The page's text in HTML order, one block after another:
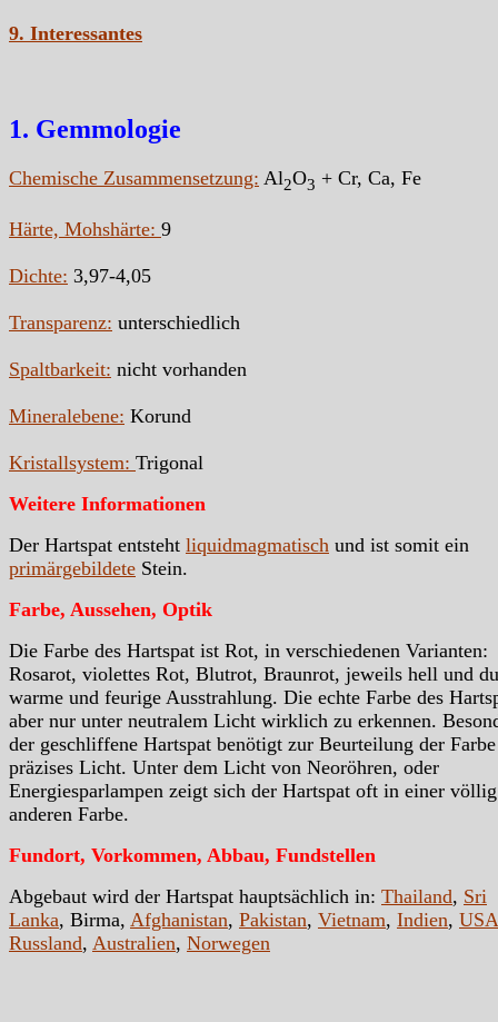
9. Interessantes
1. Gemmologie
Chemische Zusammensetzung: Al2O3 + Cr, Ca, Fe
Härte, Mohshärte: 9
Dichte: 3,97-4,05
Transparenz: unterschiedlich
Spaltbarkeit: nicht vorhanden
Mineralebene: Korund
Kristallsystem: Trigonal
Weitere Informationen
Der Hartspat entsteht liquidmagmatisch und ist somit ein
primärgebildete Stein.
Farbe, Aussehen, Optik
Die Farbe des Hartspat ist Rot, in verschiedenen Varianten:
Rosarot, violettes Rot, Blutrot, Braunrot, jeweils hell und
warme und feurige Ausstrahlung. Die echte Farbe des
aber nur unter neutralem Licht wirklich zu erkennen.
der geschliffene Hartspat benötigt zur Beurteilung der Farbe
präzises Licht. Unter dem Licht von Neoröhren, oder
Energiesparlampen zeigt sich der Hartspat oft in einer völlig
anderen Farbe.
Fundort, Vorkommen, Abbau, Fundstellen
Abgebaut wird der Hartspat hauptsächlich in: Thailand, Sri
Lanka, Birma, Afghanistan, Pakistan, Vietnam, Indien, USA
Russland, Australien, Norwegen